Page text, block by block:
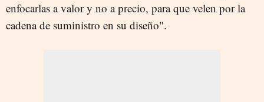
enfocarlas a valor y no a precio, para que velen por la
cadena de suministro en su diseño".